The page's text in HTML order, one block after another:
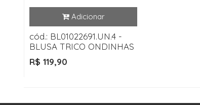
cód.: BL01022691.UN.4 -
BLUSA TRICO ONDINHAS
R$ 119,90